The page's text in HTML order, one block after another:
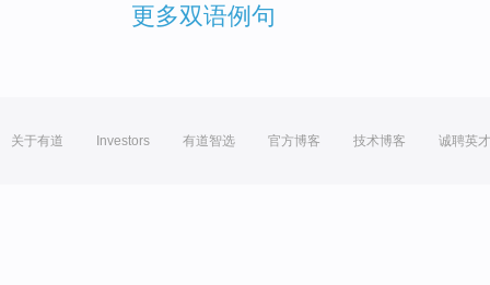
更多双语例句
关于有道 Investors 有道智选 官方博客 技术博客 诚聘英才